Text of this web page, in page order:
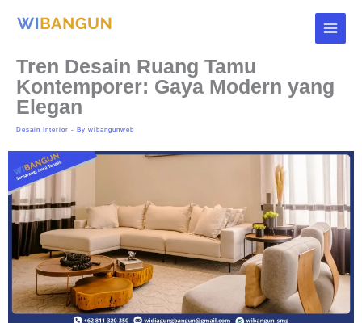
Tren Desain Ruang Tamu
Kontemporer: Gaya Modern yang
Elegan
Desain Interior - By wibangunweb